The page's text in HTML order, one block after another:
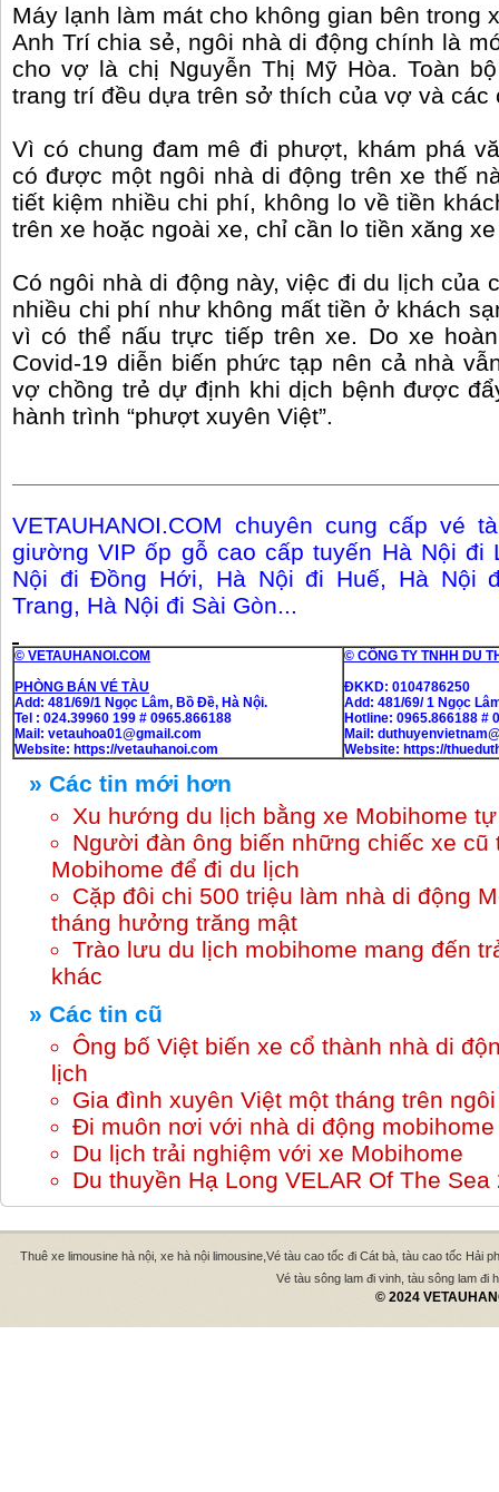
Máy lạnh làm mát cho không gian bên trong
Anh Trí chia sẻ, ngôi nhà di động chính là
cho vợ là chị Nguyễn Thị Mỹ Hòa. Toàn
trang trí đều dựa trên sở thích của vợ và các
Vì có chung đam mê đi phượt, khám phá
có được một ngôi nhà di động trên xe thế
tiết kiệm nhiều chi phí, không lo về tiền
trên xe hoặc ngoài xe, chỉ cần lo tiền xăng
Có ngôi nhà di động này, việc đi du lịch của
nhiều chi phí như không mất tiền ở khách
vì có thể nấu trực tiếp trên xe. Do xe
Covid-19 diễn biến phức tạp nên cả nhà
vợ chồng trẻ dự định khi dịch bệnh được
hành trình “phượt xuyên Việt”.
VETAUHANOI.COM chuyên cung cấp vé
giường VIP ốp gỗ cao cấp tuyến Hà Nội đi
Nội đi Đồng Hới, Hà Nội đi Huế, Hà Nội
Trang, Hà Nội đi Sài Gòn...
© VETAUHANOI.COM
PHÒNG BÁN VÉ TÀU
Add: 481/69/1 Ngọc Lâm, Bồ Đề, Hà Nội.
Tel : 024.39960 199 # 0965.866188
Mail: vetauhoa01@gmail.com
Website: https://vetauhanoi.com
© CÔNG TY TNHH DU
ĐKKD: 0104786250
Add: 481/69/ 1 Ngọc
Hotline: 0965.866188 #
Mail:
Website: https://
» Các tin mới hơn
Xu hướng du lịch bằng xe Mobihome
Người đàn ông biến những chiếc xe cũ
Mobihome để đi du lịch
Cặp đôi chi 500 triệu làm nhà di động
tháng hưởng trăng mật
Trào lưu du lịch mobihome mang đến
khác
» Các tin cũ
Ông bố Việt biến xe cổ thành nhà di
lịch
Gia đình xuyên Việt một tháng trên
Đi muôn nơi với nhà di động mobihome
Du lịch trải nghiệm với xe Mobihome
Du thuyền Hạ Long VELAR Of The
Thuê xe limousine hà nội, xe hà nội limousine,Vé tàu cao tốc đi Cát bà, tàu cao tốc Hải
Vé tàu sông lam đi vinh, tàu sông lam đi
© 2024